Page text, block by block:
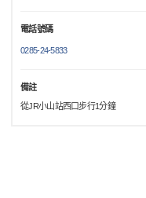
電話號碼
0285-24-5833
備註
從JR小山站西口步行1分鐘